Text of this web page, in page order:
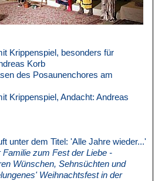
Krippenspiel, besonders für
Korb
des Posaunenchores am
Krippenspiel, Andacht: Andreas
unter dem Titel: 'Alle Jahre wieder...'
zum Fest der Liebe -
Wünschen, Sehnsüchten und
Weihnachtsfest in der